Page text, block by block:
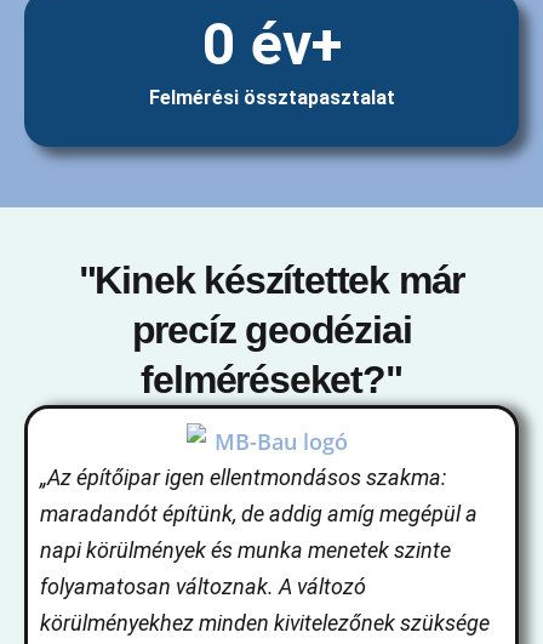
Felmérési össztapasztalat
0 év+
"Kinek készítettek már
precíz geodéziai
felméréseket?"
„Az építőipar igen ellentmondásos szakma:
maradandót építünk, de addig amíg megépül a
napi körülmények és munka menetek szinte
folyamatosan változnak. A változó
körülményekhez minden kivitelezőnek szüksége